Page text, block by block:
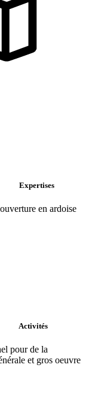
Expertises
en ardoise
Activités
pour de la
et gros oeuvre